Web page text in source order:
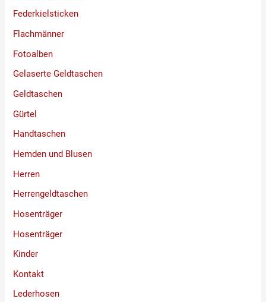
Federkielsticken
Flachmänner
Fotoalben
Gelaserte Geldtaschen
Geldtaschen
Gürtel
Handtaschen
Hemden und Blusen
Herren
Herrengeldtaschen
Hosenträger
Hosenträger
Kinder
Kontakt
Lederhosen